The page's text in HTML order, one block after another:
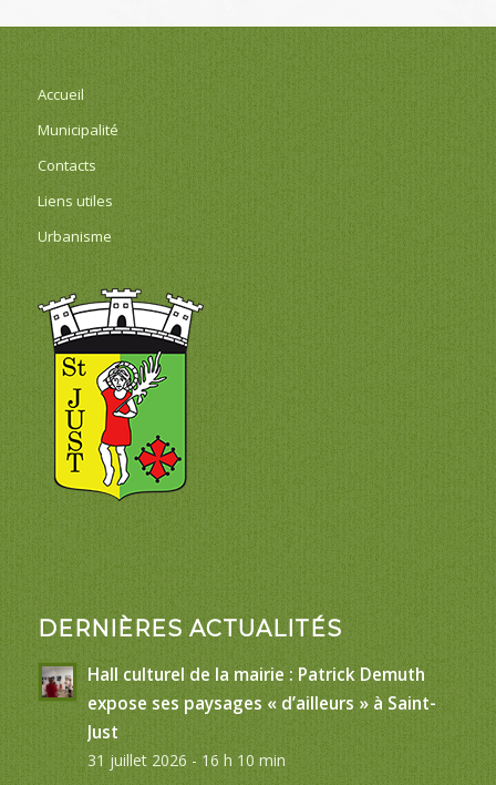
Accueil
Municipalité
Contacts
Liens utiles
Urbanisme
DERNIÈRES ACTUALITÉS
Hall culturel de la mairie : Patrick Demuth
expose ses paysages « d’ailleurs » à Saint-
Just
31 juillet 2026 - 16 h 10 min